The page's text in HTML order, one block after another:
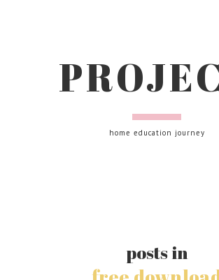
home education journey
posts in